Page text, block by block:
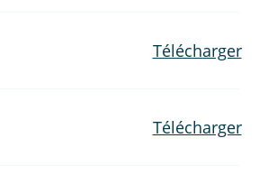
Télécharger
Télécharger